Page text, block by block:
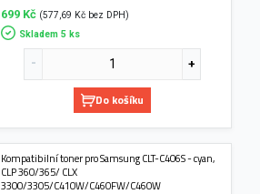
699 Kč (577,69 Kč bez DPH)
Skladem 5 ks
Do košíku
Kompatibilní toner pro Samsung CLT-C406S - cyan,
CLP 360/365/ CLX
3300/3305/C410W/C460FW/C460W